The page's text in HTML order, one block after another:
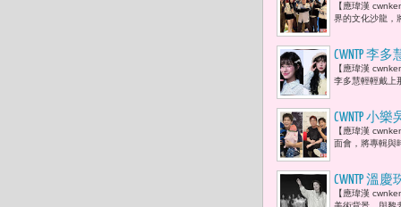
YouTuber
【應瑋漢
界的文化沙龍，
CWNTP 李
NICHE+
【應瑋漢
李多慧輕輕戴上
CWNTP 小
【應瑋漢
面會，將專輯與
CWNTP 溫
的，我要
【應瑋漢